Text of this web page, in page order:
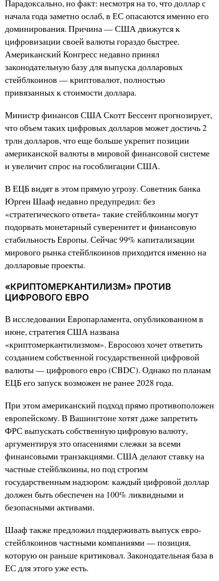
Парадоксально, но факт: несмотря на то, что доллар с
начала года заметно ослаб, в ЕС опасаются именно его
доминирования. Причина — США движутся к
цифровизации своей валюты гораздо быстрее.
Американский Конгресс недавно принял
законодательную базу для выпуска долларовых
стейблкоинов — криптовалют, полностью
привязанных к стоимости доллара.
Министр финансов США Скотт Бессент прогнозирует,
что объем таких цифровых долларов может достичь 2
трлн долларов, что еще больше укрепит позиции
американской валюты в мировой финансовой системе
и увеличит спрос на гособлигации США.
В ЕЦБ видят в этом прямую угрозу. Советник банка
Юрген Шааф недавно предупредил: без
«стратегического ответа» такие стейблкоины могут
подорвать монетарный суверенитет и финансовую
стабильность Европы. Сейчас 99% капитализации
мирового рынка стейблкоинов приходится именно на
долларовые проекты.
«КРИПТОМЕРКАНТИЛИЗМ» ПРОТИВ
ЦИФРОВОГО ЕВРО
В исследовании Европарламента, опубликованном в
июне, стратегия США названа
«криптомеркантилизмом». Евросоюз хочет ответить
созданием собственной государственной цифровой
валюты — цифрового евро (CBDC). Однако по планам
ЕЦБ его запуск возможен не ранее 2028 года.
При этом американский подход прямо противоположен
европейскому. В Вашингтоне хотят даже запретить
ФРС выпускать собственную цифровую валюту,
аргументируя это опасениями слежки за всеми
финансовыми транзакциями. США делают ставку на
частные стейблкоины, но под строгим
государственным надзором: каждый цифровой доллар
должен быть обеспечен на 100% ликвидными и
безопасными активами.
Шааф также предложил поддерживать выпуск евро-
стейблкоинов частными компаниями — позиция,
которую он раньше критиковал. Законодательная база в
ЕС для этого уже есть.